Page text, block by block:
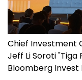
Chief Investment
Jeff Li Soroti "Tiga
Bloomberg Invest